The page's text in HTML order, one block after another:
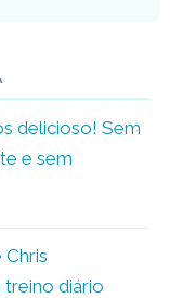
delicioso! Sem
e sem
diário